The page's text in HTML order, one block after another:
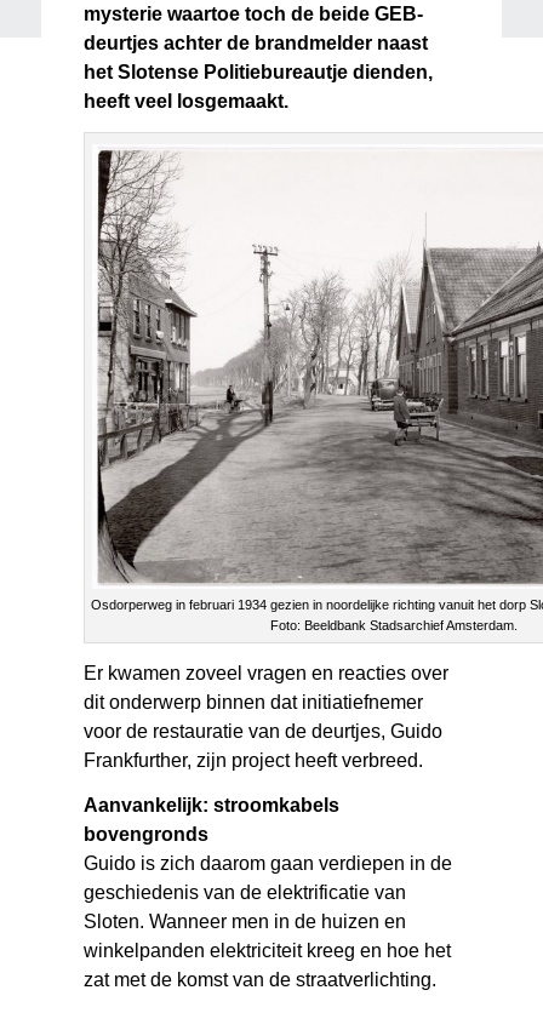
mysterie waartoe toch de beide GEB-
deurtjes achter de brandmelder naast
het Slotense Politiebureautje dienden,
heeft veel losgemaakt.
Osdorperweg in februari 1934 gezien in noordelijke richting vanuit het dorp
Foto: Beeldbank Stadsarchief Amsterdam.
Er kwamen zoveel vragen en reacties over
dit onderwerp binnen dat initiatiefnemer
voor de restauratie van de deurtjes, Guido
Frankfurther, zijn project heeft verbreed.
Aanvankelijk: stroomkabels
bovengronds
Guido is zich daarom gaan verdiepen in de
geschiedenis van de elektrificatie van
Sloten. Wanneer men in de huizen en
winkelpanden elektriciteit kreeg en hoe het
zat met de komst van de straatverlichting.